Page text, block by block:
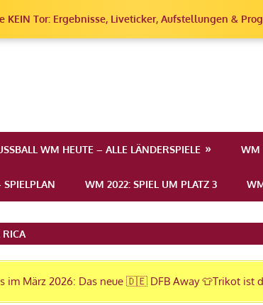
KEIN Tor: Ergebnisse, Liveticker, Aufstellungen &
WM HEUTE – ALLE LÄNDERSPIELE WM
WM 2022: SPIEL UM PLATZ 3
RICA
im März 2026: Das neue 🇩🇪 DFB Away 👕Trikot ist